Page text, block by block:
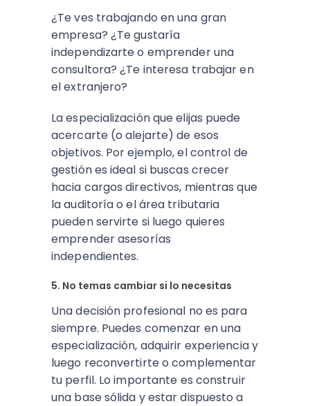
¿Te ves trabajando en una gran
empresa? ¿Te gustaría
independizarte o emprender una
consultora? ¿Te interesa trabajar en
el extranjero?
La especialización que elijas puede
acercarte (o alejarte) de esos
objetivos. Por ejemplo, el control de
gestión es ideal si buscas crecer
hacia cargos directivos, mientras que
la auditoría o el área tributaria
pueden servirte si luego quieres
emprender asesorías
independientes.
5. No temas cambiar si lo necesitas
Una decisión profesional no es para
siempre. Puedes comenzar en una
especialización, adquirir experiencia y
luego reconvertirte o complementar
tu perfil. Lo importante es construir
una base sólida y estar dispuesto a